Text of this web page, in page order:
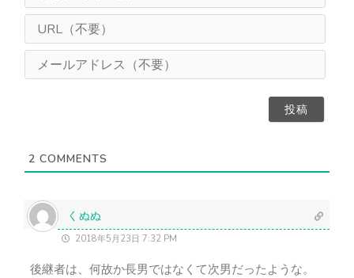
ま
（
意
L
（
2 COMMENTS
くぬぬ
2018年5月23日 7:32 PM
後継者は、何故か長男ではなくて次男だったような。